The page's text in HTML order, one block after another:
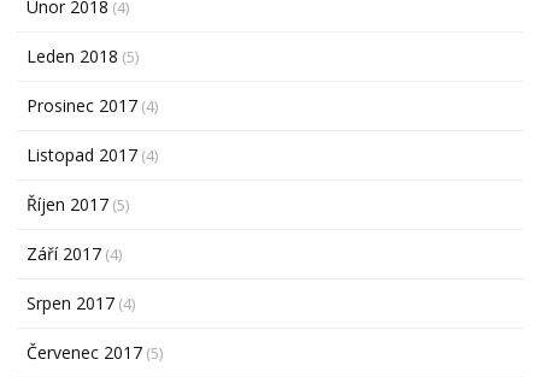
Únor 2018 (4)
Leden 2018 (5)
Prosinec 2017 (4)
Listopad 2017 (4)
Říjen 2017 (5)
Září 2017 (4)
Srpen 2017 (4)
Červenec 2017 (5)